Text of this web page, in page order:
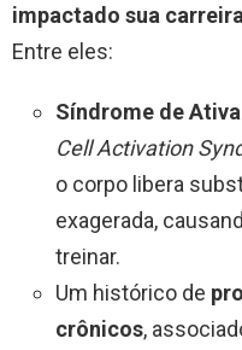
impactado sua
Entre eles:
Síndrome de
Cell Activation
o corpo libera
exagerada,
treinar.
Um histórico de
crônicos,